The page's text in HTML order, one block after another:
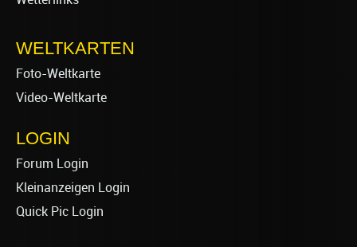
WELTKARTEN
Foto-Weltkarte
Video-Weltkarte
LOGIN
Forum Login
Kleinanzeigen Login
Quick Pic Login